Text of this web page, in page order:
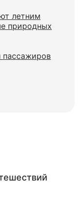
летним
природных
пассажиров